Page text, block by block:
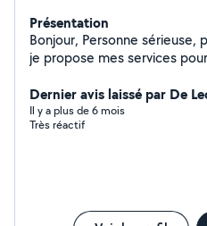
Présentation
Bonjour, Personne sérieuse, ponctuelle et très réactive,
je propose mes services pour : Manutention Aide
Transport de colis Livraison d'objets Courses pour
particuliers Accompagnement (gare / aéroport si
besoin) Habitué aux travaux physiques et aux charges
Dernier avis laissé par De
Il y a plus de 6 mois
Très réactif